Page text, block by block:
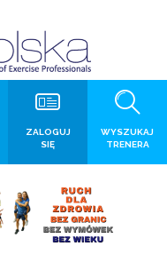
WYSZUKAJ
TRENERA
ZALOGUJ
SIĘ